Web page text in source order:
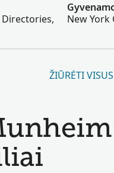
New York
ŽIŪRĖTI